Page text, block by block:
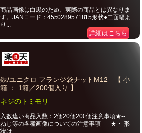
商品画像は白黒のため、実際の商品とは異なりま
す。JANコード：4550289571815形状●二面幅よ
り...
詳細はこちら
鉄/ユニクロ フランジ袋ナットM12 【 小
箱 ： 1箱／200個入り 】...
ネジのトミモリ
入数違い商品入数：2個20個200個注意事項★--
ねじ等の各種画像についての注意事項 --★・ 形
状は...